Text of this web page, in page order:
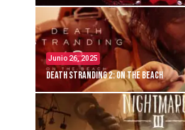
Junio 26, 2025
Death Stranding 2: On the Beach